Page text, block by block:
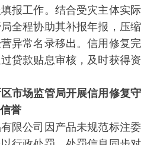
报工作。结合受灾主体实际
全程协助其补报年报，压缩
异常名录移出。信用修复完
贷款贴息审核，及时获得资
市场监管局开展信用修复守
誉
公司因产品未规范标注委